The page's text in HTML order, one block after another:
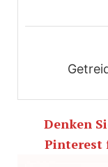
Denken
Pinterest